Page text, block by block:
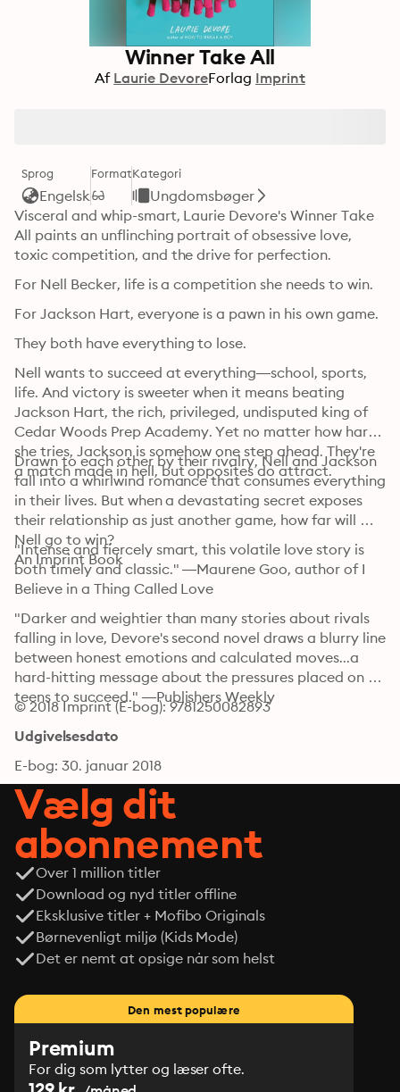
Winner Take All
Af Laurie DevoreForlag Imprint
Sprog
Engelsk
FormatKategori
Ungdomsbøger
Visceral and whip-smart, Laurie Devore's Winner Take
All paints an unflinching portrait of obsessive love,
toxic competition, and the drive for perfection.
For Nell Becker, life is a competition she needs to win.
For Jackson Hart, everyone is a pawn in his own game.
They both have everything to lose.
Nell wants to succeed at everything—school, sports,
life. And victory is sweeter when it means beating
Jackson Hart, the rich, privileged, undisputed king of
Cedar Woods Prep Academy. Yet no matter how hard
she tries, Jackson is somehow one step ahead. They're
a match made in hell, but opposites do attract.
Drawn to each other by their rivalry, Nell and Jackson
fall into a whirlwind romance that consumes everything
in their lives. But when a devastating secret exposes
their relationship as just another game, how far will
Nell go to win?
An Imprint Book
"Intense and fiercely smart, this volatile love story is
both timely and classic." —Maurene Goo, author of I
Believe in a Thing Called Love
"Darker and weightier than many stories about rivals
falling in love, Devore's second novel draws a blurry line
between honest emotions and calculated moves...a
hard-hitting message about the pressures placed on
teens to succeed." —Publishers Weekly
© 2018 Imprint (E-bog): 9781250082893
Udgivelsesdato
E-bog: 30. januar 2018
Vælg dit
abonnement
Over 1 million titler
Download og nyd titler offline
Eksklusive titler + Mofibo Originals
Børnevenligt miljø (Kids Mode)
Det er nemt at opsige når som helst
Den mest populære
Premium
For dig som lytter og læser ofte.